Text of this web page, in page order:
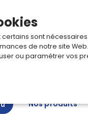
Nos produits
sont
de notre site Web.
ou paramétrer vos